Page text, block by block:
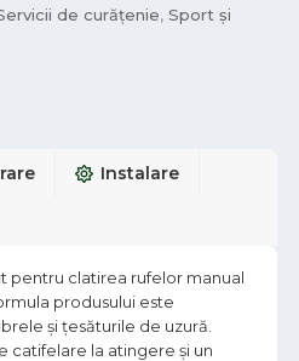
de curățenie, Sport și
Instalare
pentru clatirea rufelor manual
produsului este
şi ţesăturile de uzură.
catifelare la atingere şi un